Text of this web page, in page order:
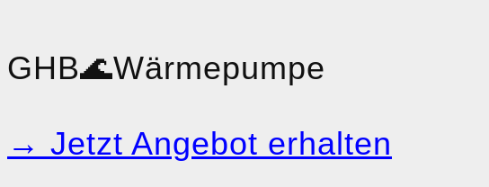
GHB🌊Wärmepumpe
→ Jetzt Angebot erhalten